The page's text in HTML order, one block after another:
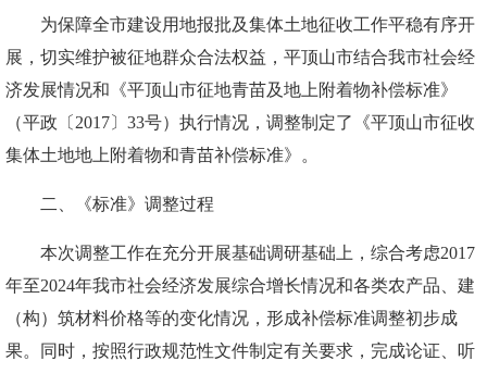
为保障全市建设用地报批及集体土地征收工作平稳有序开
展，切实维护被征地群众合法权益，平顶山市结合我市社会经
济发展情况和《平顶山市征地青苗及地上附着物补偿标准》
（平政〔2017〕33号）执行情况， 调整制定了《平顶山市征收
集体土地地上附着物和青苗补偿标准》 。
二 《标准》 调整过程
本次调整工作在充分开展基础调研基础上 ，综合考虑2017
年至2024年我市社会经济发展综合增长情况和各类农产品、建
（构）筑材料价格等的变化情况， 形成补偿标准调整初步成
果。同时， 按照行政规范性文件制定有关要求，完成论证、听